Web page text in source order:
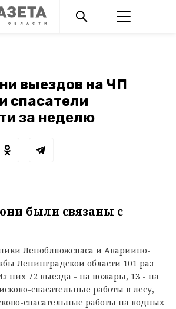
выездов на ЧП
спасатели
за неделю
были связаны с
Леноблпожспаса и Аварийно-
Ленинградской области 101 раз
них 72 выезда - на пожары, 13 - на
спасательные работы в лесу,
спасательные работы на водных